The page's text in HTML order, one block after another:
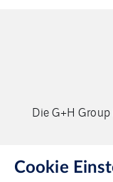
Die G+H
Cookie